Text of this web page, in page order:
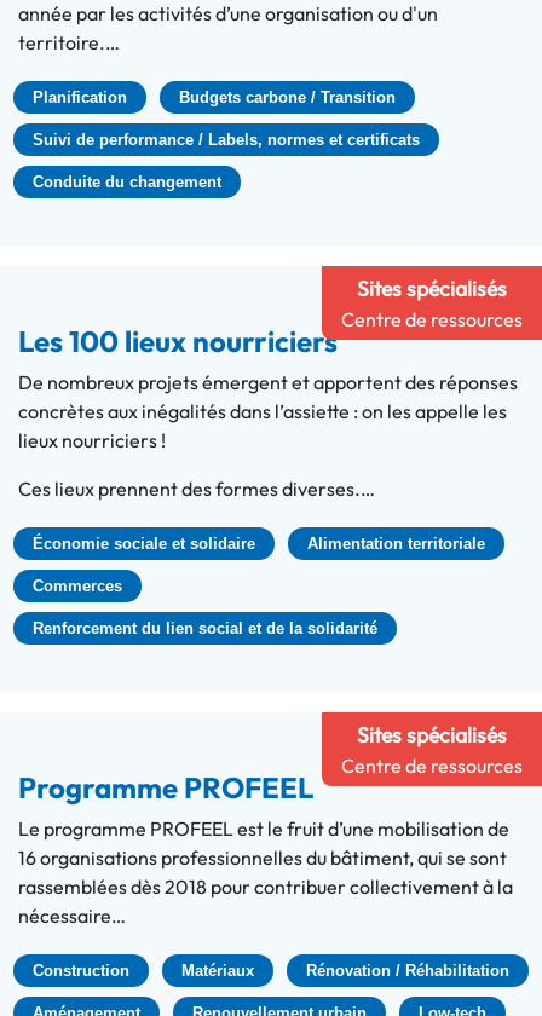
année par les activités d’une organisation ou d'un
territoire.…
Planification Budgets carbone / Transition
Suivi de performance / Labels, normes et certificats
Conduite du changement
Sites spécialisés
Centre de ressources
Les 100 lieux nourriciers
De nombreux projets émergent et apportent des réponses
concrètes aux inégalités dans l’assiette : on les appelle les
lieux nourriciers !
Ces lieux prennent des formes diverses.…
Économie sociale et solidaire Alimentation territoriale
Commerces
Renforcement du lien social et de la solidarité
Sites spécialisés
Centre de ressources
Programme PROFEEL
Le programme PROFEEL est le fruit d’une mobilisation de
16 organisations professionnelles du bâtiment, qui se sont
rassemblées dès 2018 pour contribuer collectivement à la
nécessaire…
Construction Matériaux Rénovation / Réhabilitation